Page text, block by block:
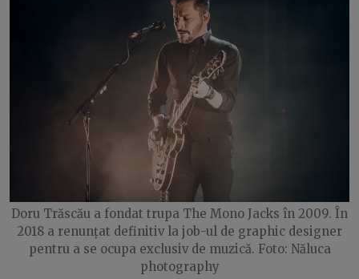
Doru Trăscău a fondat trupa The Mono Jacks în 2009. În
2018 a renunțat definitiv la job-ul de graphic designer
pentru a se ocupa exclusiv de muzică. Foto: Năluca
photography